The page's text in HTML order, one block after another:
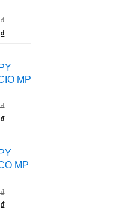
₫
₫Giá
là:
24.500.000 ₫.
MP
₫
₫Giá
là:
19.000.000 ₫.
MP
₫
₫Giá